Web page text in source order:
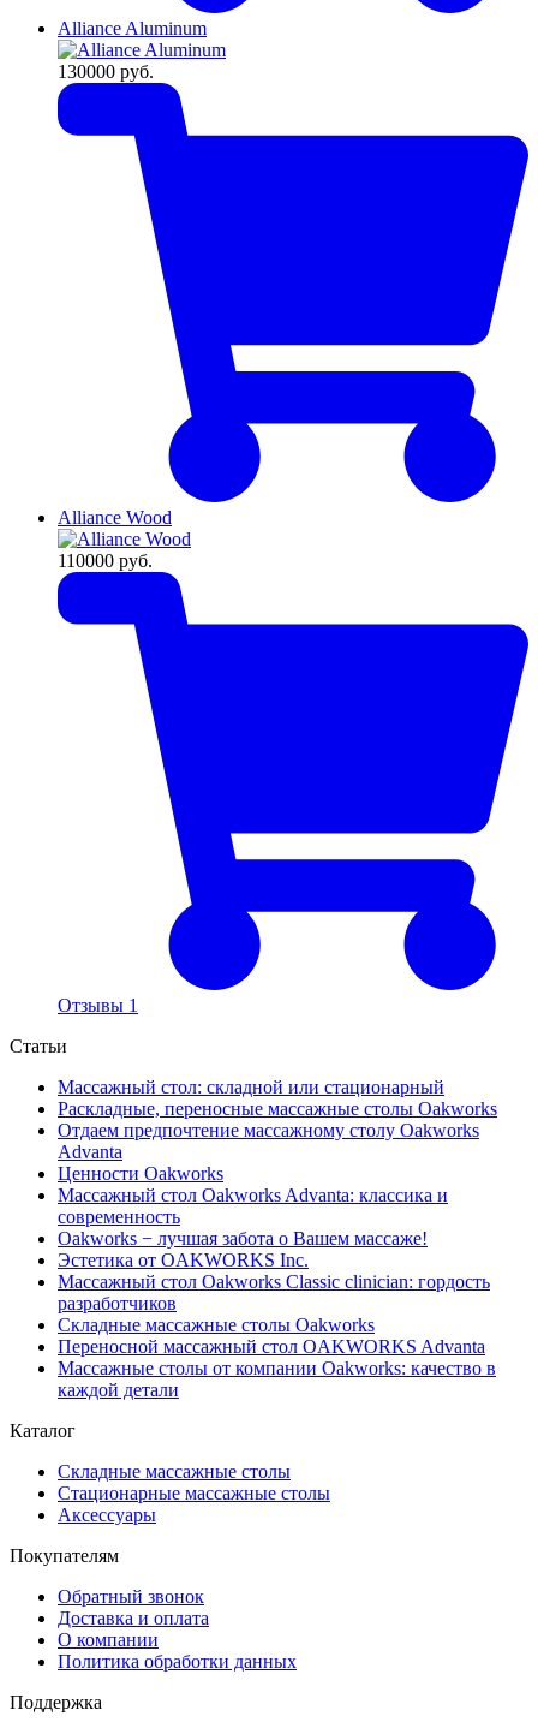
Alliance Aluminum
130000 руб.
Alliance Wood
110000 руб.
Отзывы 1
Статьи
Массажный стол: складной или стационарный
Раскладные, переносные массажные столы Oakworks
Отдаем предпочтение массажному столу Oakworks
Advanta
Ценности Oakworks
Массажный стол Oakworks Advanta: классика и
современность
Oakworks − лучшая забота о Вашем массаже!
Эстетика от OAKWORKS Inc.
Массажный стол Oakworks Classic clinician: гордость
разработчиков
Складные массажные столы Oakworks
Переносной массажный стол OAKWORKS Advanta
Массажные столы от компании Oakworks: качество в
каждой детали
Каталог
Складные массажные столы
Стационарные массажные столы
Аксессуары
Покупателям
Обратный звонок
Доставка и оплата
О компании
Политика обработки данных
Поддержка